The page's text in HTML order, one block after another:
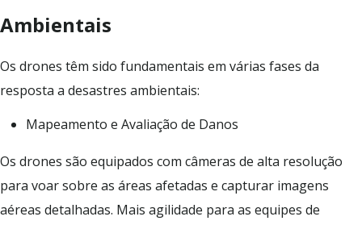
Ambientais
Os drones têm sido fundamentais em várias fases da
resposta a desastres ambientais:
Mapeamento e Avaliação de Danos
Os drones são equipados com câmeras de alta resolução
para voar sobre as áreas afetadas e capturar imagens
aéreas detalhadas. Mais agilidade para as equipes de